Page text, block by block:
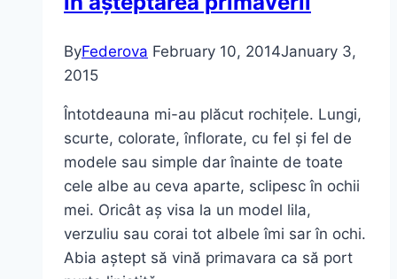
ByFederova February 10, 2014January 3,
2015
Întotdeauna mi-au plăcut rochițele. Lungi,
scurte, colorate, înflorate, cu fel și fel de
modele sau simple dar înainte de toate
cele albe au ceva aparte, sclipesc în ochii
mei. Oricât aș visa la un model lila,
verzuliu sau corai tot albele îmi sar în ochi.
Abia aștept să vină primavara ca să port